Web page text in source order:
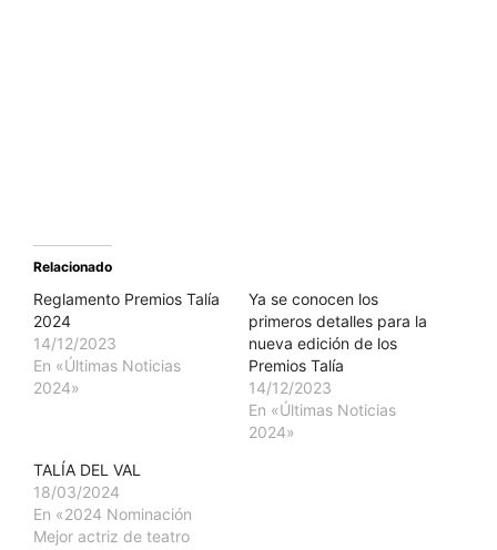
Relacionado
Reglamento Premios Talía
2024
14/12/2023
En «Últimas Noticias
2024»
Ya se conocen los
primeros detalles para la
nueva edición de los
Premios Talía
14/12/2023
En «Últimas Noticias
2024»
TALÍA DEL VAL
18/03/2024
En «2024 Nominación
Mejor actriz de teatro